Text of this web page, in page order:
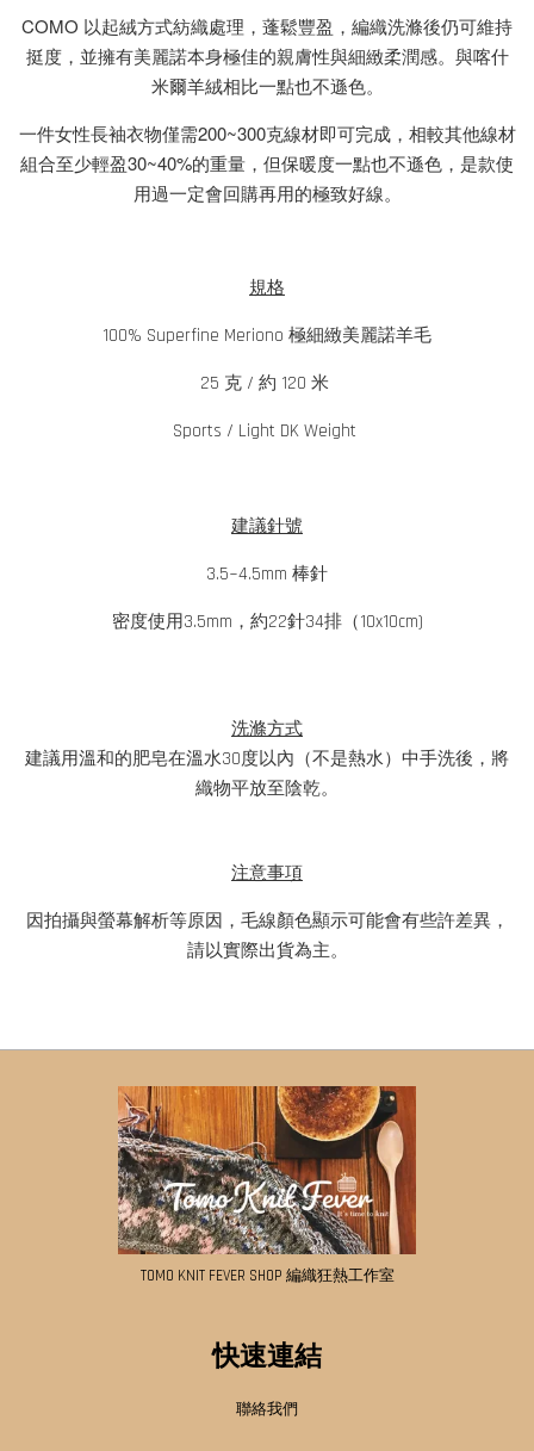
COMO 以起絨方式紡織處理，蓬鬆豐盈，編織洗滌後仍可維持
挺度，並擁有美麗諾本身極佳的親膚性與細緻柔潤感。與喀什
米爾羊絨相比一點也不遜色。
一件女性長袖衣物僅需200~300克線材即可完成，相較其他線材
組合至少輕盈30~40%的重量，但保暖度一點也不遜色，是款使
用過一定會回購再用的極致好線。
規格
100% Superfine Meriono 極細緻美麗諾羊毛
25 克 / 約 120 米
Sports / Light DK Weight
建議針號
3.5~4.5mm 棒針
密度使用3.5mm，約22針34排（10x10cm)
洗滌方式
建議用溫和的肥皂在溫水30度以內（不是熱水）中手洗後，將
織物平放至陰乾。
注意事項
因拍攝與螢幕解析等原因，毛線顏色顯示可能會有些許差異，
請以實際出貨為主。
TOMO KNIT FEVER SHOP 編織狂熱工作室
快速連結
聯絡我們